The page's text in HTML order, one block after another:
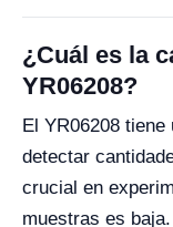
¿Cuál es la
YR06208?
El YR06208
detectar
crucial en
muestras es baja.